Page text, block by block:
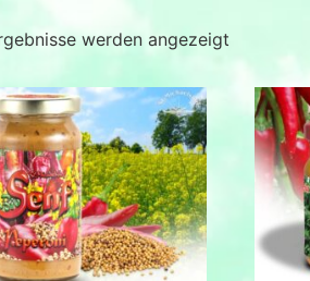
werden angezeigt